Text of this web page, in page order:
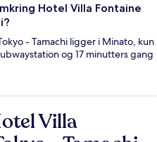
Hotel Villa Fontaine
- Tamachi ligger i Minato, kun
og 17 minutters gang
Villa